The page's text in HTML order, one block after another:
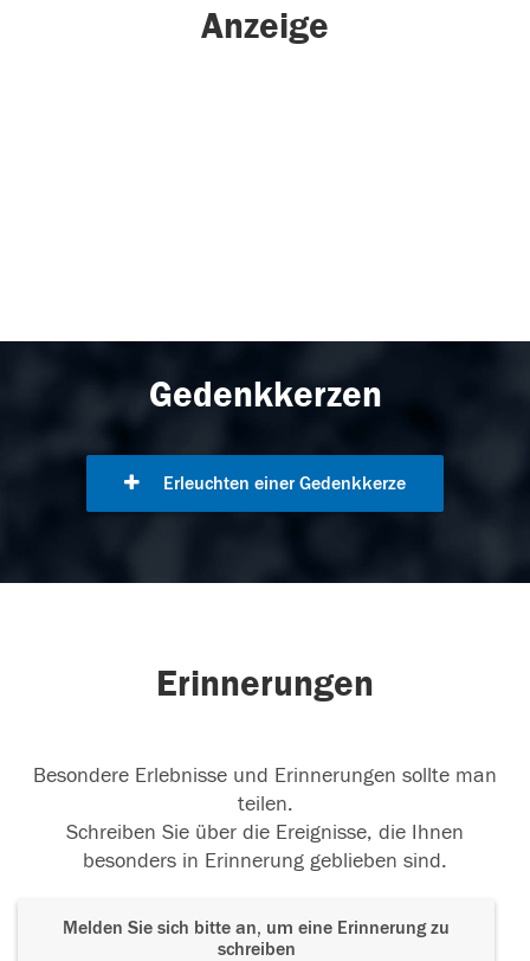
Anzeige
Gedenkkerzen
Erleuchten einer Gedenkkerze
Erinnerungen
Besondere Erlebnisse und Erinnerungen sollte man
teilen.
Schreiben Sie über die Ereignisse, die Ihnen
besonders in Erinnerung geblieben sind.
Melden Sie sich bitte an, um eine Erinnerung zu
schreiben